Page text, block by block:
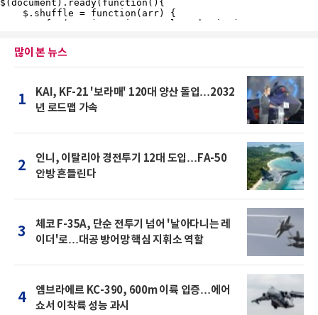
많이 본 뉴스
1
KAI, KF-21 '보라매' 120대 양산 돌입…2032
년 로드맵 가속
2
인니, 이탈리아 경전투기 12대 도입…FA-50
안방 흔들린다
3
체코 F-35A, 단순 전투기 넘어 '날아다니는 레
이더'로…대공 방어망 핵심 지휘소 역할
4
엠브라에르 KC-390, 600m 이륙 입증…에어
쇼서 이착륙 성능 과시